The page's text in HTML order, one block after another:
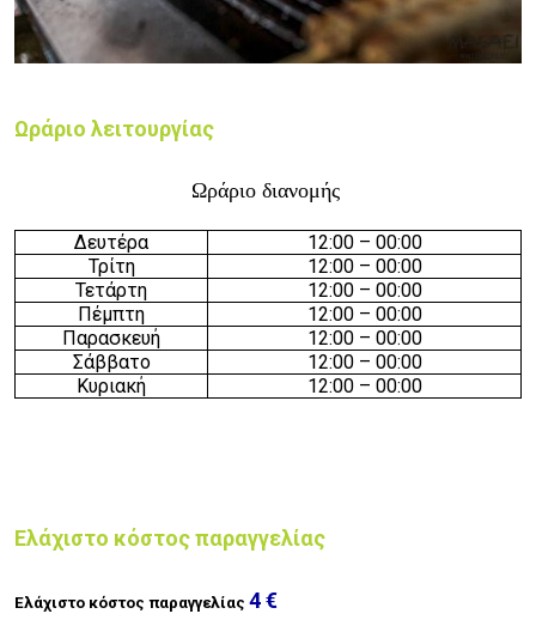
Ωράριο λειτουργίας
Ωράριο διανομής
Δευτέρα 12:00 – 00:00
Τρίτη
12:00 – 00:00
Τετάρτη
12:00 – 00:00
Πέμπτη
12:00 – 00:00
Παρασκευή
12:00 – 00:00
Σάββατο
12:00 – 00:00
Κυριακή
12:00 – 00:00
Ελάχιστο κόστος παραγγελίας
Ελάχιστο κόστος παραγγελίας 4 €